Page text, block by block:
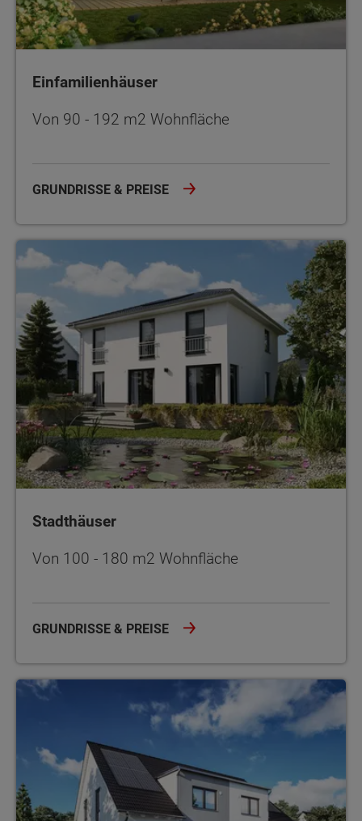
Einfamilienhäuser
Von 90 - 192 m2 Wohnfläche
GRUNDRISSE & PREISE
Stadthäuser
Stadthäuser
Von 100 - 180 m2 Wohnfläche
GRUNDRISSE & PREISE
Doppel- und Reihenhäuser